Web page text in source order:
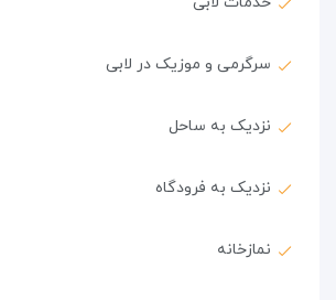
سرگرمی و موزیک در لابی
نزدیک به ساحل
نزدیک به فرودگاه
نمازخانه